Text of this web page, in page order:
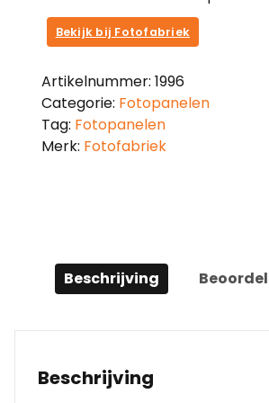
Bekijk bij Fotofabriek
Artikelnummer: 1996
Categorie: Fotopanelen
Tag: Fotopanelen
Merk: Fotofabriek
Beschrijving
Beschrijving